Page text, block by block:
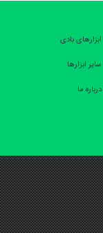
ابزارهای بادی
سایر ابزارها
درباره ما